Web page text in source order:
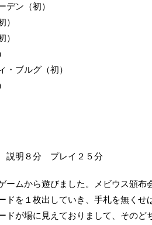
デン（初）
ブルグ（初）
明８分 プレイ２５分
ームから遊びました。メビウス頒
を１枚出していき、手札を無くせ
ドが場に見えておりまして、そのど